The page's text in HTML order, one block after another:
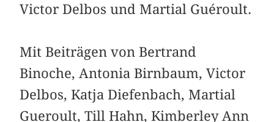
Victor Delbos und Martial Guéroult.
Mit Beiträgen von Bertrand
Binoche, Antonia Birnbaum, Victor
Delbos, Katja Diefenbach, Martial
Gueroult, Till Hahn, Kimberley Ann